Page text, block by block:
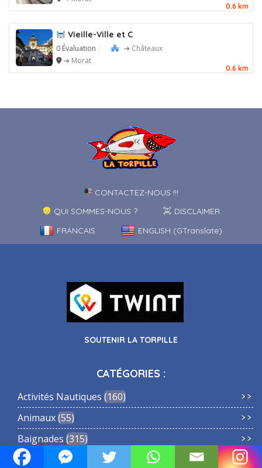
0.6 km
Vieille-Ville et C
0 Évaluation
➔ Châteaux
➔ Morat
0.6 km
CONTACTEZ-NOUS !!!
QUI SOMMES-NOUS ?
DISCLAIMER
FRANCAIS
ENGLISH (GTranslate)
SOUTENIR LA TORPILLE
CATÉGORIES :
Activités Nautiques 160
Animaux 55
Baignades 315
Bâtiments Historiques